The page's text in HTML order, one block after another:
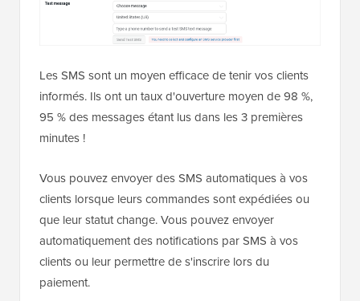
Les SMS sont un moyen efficace de tenir vos clients
informés. Ils ont un taux d'ouverture moyen de 98 %,
95 % des messages étant lus dans les 3 premières
minutes !
Vous pouvez envoyer des SMS automatiques à vos
clients lorsque leurs commandes sont expédiées ou
que leur statut change. Vous pouvez envoyer
automatiquement des notifications par SMS à vos
clients ou leur permettre de s'inscrire lors du
paiement.